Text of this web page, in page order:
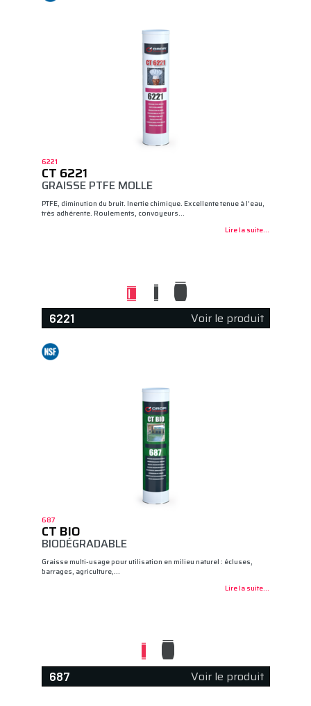
6221
CT 6221
GRAISSE PTFE MOLLE
PTFE, diminution du bruit. Inertie chimique. Excellente tenue à l’eau,
très adhérente. Roulements, convoyeurs…
Lire la suite...
6221 Voir le produit
687
CT BIO
BIODÉGRADABLE
Graisse multi-usage pour utilisation en milieu naturel : écluses,
barrages, agriculture,…
Lire la suite...
687 Voir le produit